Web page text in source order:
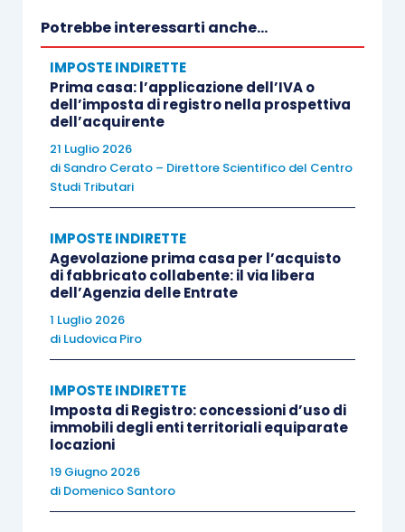
responsabilità solidale del notaio
estende al pagamento delle imposte complementari
e suppletive», rimanendo, pertanto, limitata alle
imposte principali.
Diventa, quindi,
imposta principale
che consente di invocare la responsabilità
solidale del notaio.
Sul punto, la Corte di Cassazione ha affermato
che risultadirimente
D.P.R. 131/1986
l’imposta applicata al momento della registrazione
e quella richiesta dall’ufficio se diretta a correggere
errori od omissioni effettuati in sede di
autoliquidazione nei casi di presentazione della
richiesta di registrazione per via telematica
suppletiva l’imposta applicata successivamente se
Potrebbe interessarti anche...
IMPOSTE INDIRETTE
Prima casa: l’applicazione dell’IVA o
dell’imposta di registro nella prospettiva
dell’acquirente
21 Luglio 2026
di Sandro Cerato – Direttore Scientifico del Centro
Studi Tributari
IMPOSTE INDIRETTE
Agevolazione prima casa per l’acquisto
di fabbricato collabente: il via libera
dell’Agenzia delle Entrate
1 Luglio 2026
di Ludovica Piro
IMPOSTE INDIRETTE
Imposta di Registro: concessioni d’uso di
immobili degli enti territoriali equiparate
locazioni
19 Giugno 2026
di Domenico Santoro